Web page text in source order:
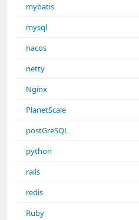
mybatis
mysql
nacos
netty
Nginx
PlanetScale
postGreSQL
python
rails
redis
Ruby